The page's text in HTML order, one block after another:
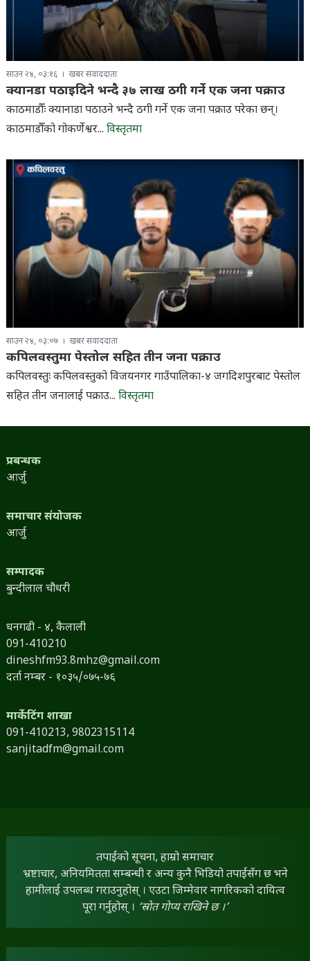
साउन २४, ०३:१६ खबर संवाददाता
क्यानडा पठाइदिने भन्दै ३७ लाख ठगी गर्ने एक जना पक्राउ
काठमाडौँः क्यानाडा पठाउने भन्दै ठगी गर्ने एक जना पक्राउ परेका छन्।
काठमाडौँको गोकर्णेश्वर... विस्तृतमा
साउन २४, ०३:०७ खबर संवाददाता
कपिलवस्तुमा पेस्तोल सहित तीन जना पक्राउ
कपिलवस्तुः कपिलवस्तुको विजयनगर गाउँपालिका-४ जगदिशपुरबाट पेस्तोल
सहित तीन जनालाई पक्राउ... विस्तृतमा
प्रबन्धक
आर्जु
समाचार संयोजक
आर्जु
सम्पादक
बुन्दीलाल चौधरी
धनगढी - ४, कैलाली
091-410210
dineshfm93.8mhz@gmail.com
दर्ता नम्बर - १०३५/०७५-७६
मार्केटिंग शाखा
091-410213, 9802315114
sanjitadfm@gmail.com
तपाईंको सूचना, हाम्रो समाचार
भ्रष्टाचार, अनियमितता सम्बन्धी र अन्य कुनै भिडियो तपाईंसँग छ भने
हामीलाई उपलब्ध गराउनुहोस् । एउटा जिम्मेवार नागरिकको दायित्व
पूरा गर्नुहोस् । ‘स्रोत गोप्य राखिने छ ।’